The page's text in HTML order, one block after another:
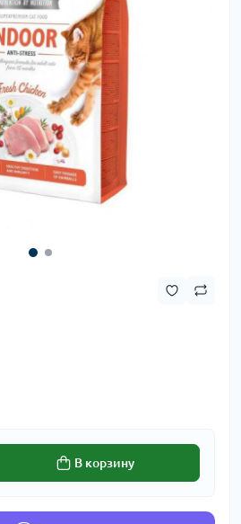
В корзину